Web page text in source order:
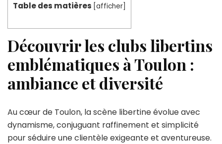
Table des matières [afficher]
Découvrir les clubs libertins
emblématiques à Toulon :
ambiance et diversité
Au cœur de Toulon, la scène libertine évolue avec
dynamisme, conjuguant raffinement et simplicité
pour séduire une clientèle exigeante et aventureuse.